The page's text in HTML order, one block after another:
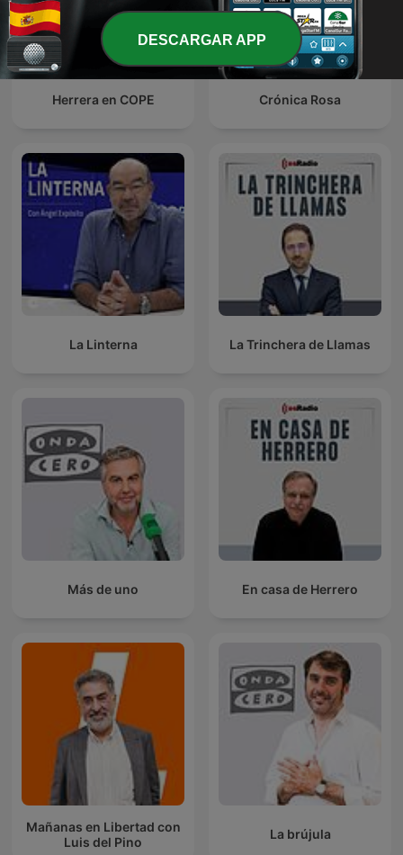
Herrera en COPE Crónica Rosa
La Linterna La Trinchera de Llamas
Más de uno En casa de Herrero
Mañanas en Libertad con
Luis del Pino
La brújula
DESCARGAR APP